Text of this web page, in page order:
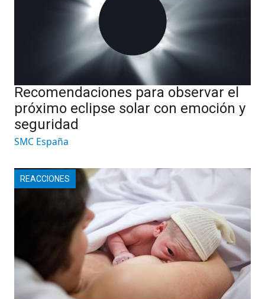
Recomendaciones para observar el
próximo eclipse solar con emoción y
seguridad
SMC España
REACCIONES